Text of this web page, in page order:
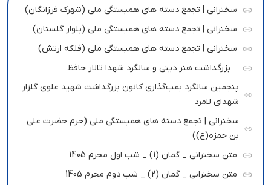
سخنرانی | تجمع دسته های همبستگی ملی (شهرک فرزانگان)
سخنرانی | تجمع دسته های همبستگی ملی (بلوار گلستان)
سخنرانی | تجمع دسته های همبستگی ملی (فلکه ارتش)
– بزرگداشت هنر دینی و سالگرد شهدا تالار حافظ
پنجمین سالگرد بمب‌گذاری کانون بزرگداشت شهید علوی گلزار
شهدای لامرد
سخنرانی | تجمع دسته های همبستگی ملی (حرم حضرت علی
بن حمزه(ع))
متن سخنرانی _ گمان (1) _ شب اول محرم 1405
متن سخنرانی _ گمان (2) _ شب دوم محرم 1405